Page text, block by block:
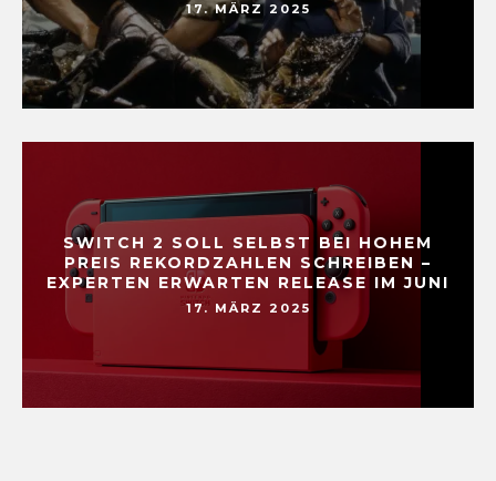
17. MÄRZ 2025
SWITCH 2 SOLL SELBST BEI HOHEM
PREIS REKORDZAHLEN SCHREIBEN –
EXPERTEN ERWARTEN RELEASE IM JUNI
17. MÄRZ 2025